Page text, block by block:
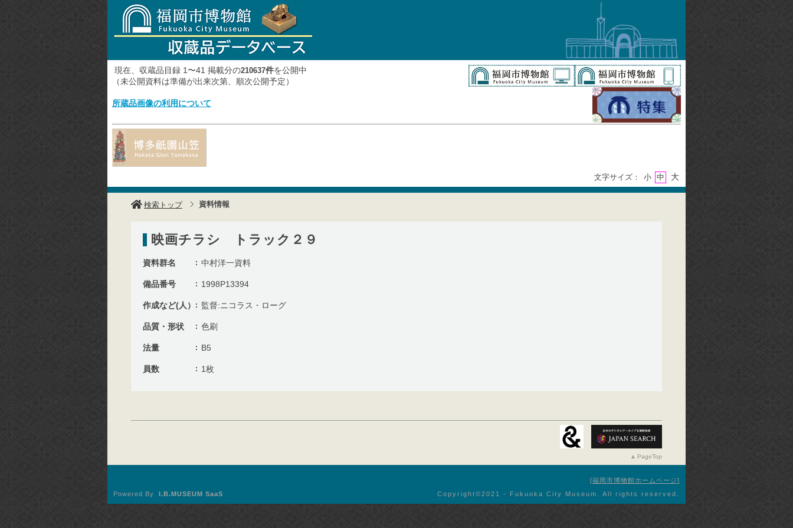
現在、収蔵品目録 1〜41 掲載分の210637件を公開中
（未公開資料は準備が出来次第、順次公開予定）
所蔵品画像の利用について
文字サイズ： 小 中 大
検索トップ 資料情報
映画チラシ トラック２９
資料群名 中村洋一資料
備品番号 1998P13394
作成など(人） 監督:ニコラス・ローグ
品質・形状 色刷
法量 B5
員数 1枚
PageTop
福岡市博物館ホームページ
Copyright©︎2021 - Fukuoka City Museum. All rights reserved.
Powered By I.B.MUSEUM SaaS